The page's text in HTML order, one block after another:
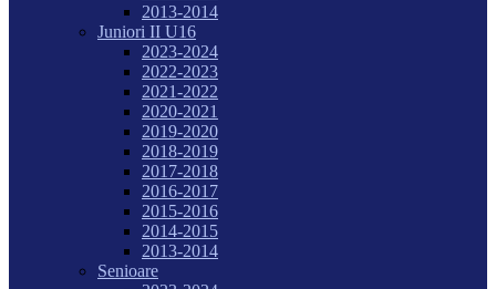
2013-2014
Juniori II U16
2023-2024
2022-2023
2021-2022
2020-2021
2019-2020
2018-2019
2017-2018
2016-2017
2015-2016
2014-2015
2013-2014
Senioare